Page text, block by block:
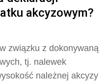
akcyzowym?
w związku z dokonywaną
tj. nalewek
należnej akcyzy